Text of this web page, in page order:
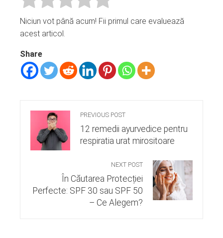
Niciun vot până acum! Fii primul care evaluează
acest articol.
Share
PREVIOUS POST
12 remedii ayurvedice pentru
respiratia urat mirositoare
NEXT POST
În Căutarea Protecției
Perfecte: SPF 30 sau SPF 50
– Ce Alegem?